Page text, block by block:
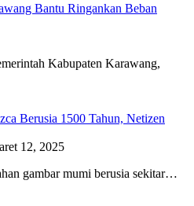
Bantu Ringankan Beban
Kabupaten Karawang,
Berusia 1500 Tahun, Netizen
12, 2025
gambar mumi berusia sekitar…